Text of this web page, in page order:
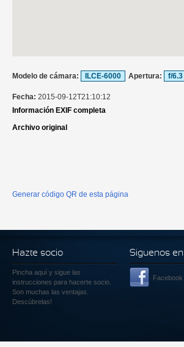
Modelo de cámara: ILCE-6000 Apertura: f/6.3
Fecha: 2015-09-12T21:10:12
Información EXIF completa
Archivo original
Generar código QR de esta página
Hazte socio
Pincha aquí y sigue las
instrucciones para hacerte socio.
Son muchas las ventajas.
Descúbrelas!
Siguenos en
Facebook